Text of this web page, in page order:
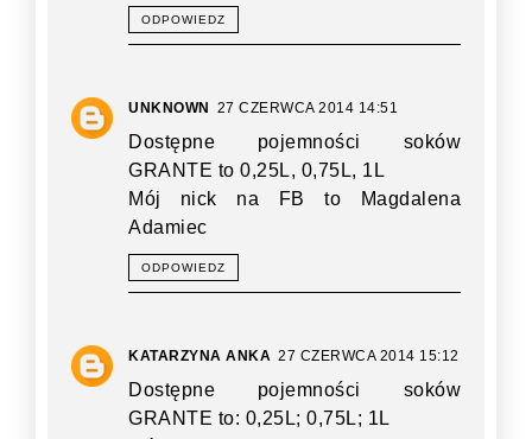
ODPOWIEDZ
UNKNOWN 27 CZERWCA 2014 14:51
Dostępne pojemności soków
GRANTE to 0,25L, 0,75L, 1L
Mój nick na FB to Magdalena
Adamiec
ODPOWIEDZ
KATARZYNA ANKA 27 CZERWCA 2014 15:12
Dostępne pojemności soków
GRANTE to: 0,25L; 0,75L; 1L